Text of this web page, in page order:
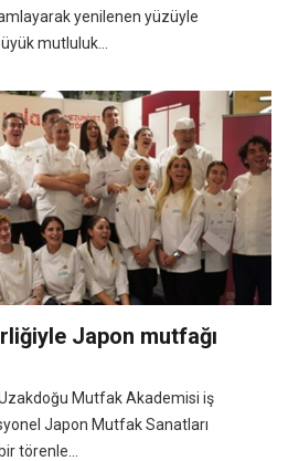
yenilenen yüzüyle
mutluluk...
Japon mutfağı
Mutfak Akademisi iş
Japon Mutfak Sanatları
törenle...